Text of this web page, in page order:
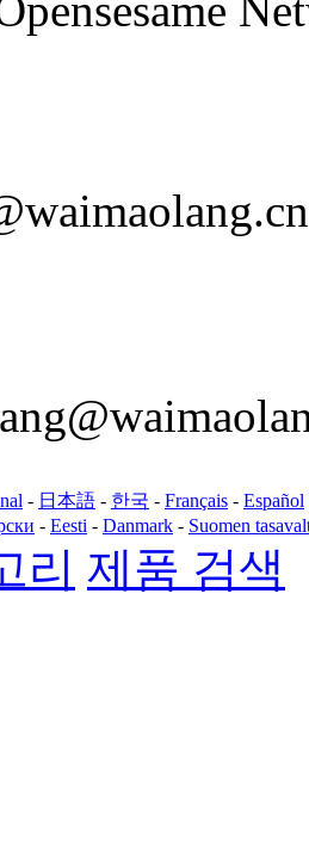
- 日本語 - 한국 - Français - Español
- Eesti - Danmark - Suomen
리 제품 검색